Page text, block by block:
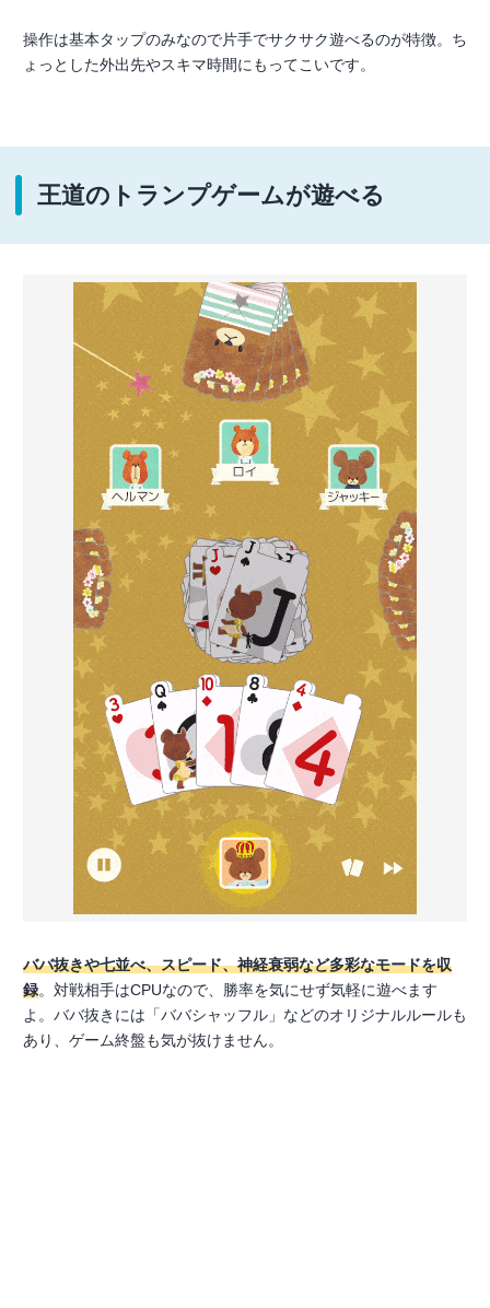
操作は基本タップのみなので片手でサクサク遊べるのが特徴。ち
ょっとした外出先やスキマ時間にもってこいです。
王道のトランプゲームが遊べる
ババ抜きや七並べ、スピード、神経衰弱など多彩なモードを収
録。対戦相手はCPUなので、勝率を気にせず気軽に遊べます
よ。ババ抜きには「ババシャッフル」などのオリジナルルールも
あり、ゲーム終盤も気が抜けません。